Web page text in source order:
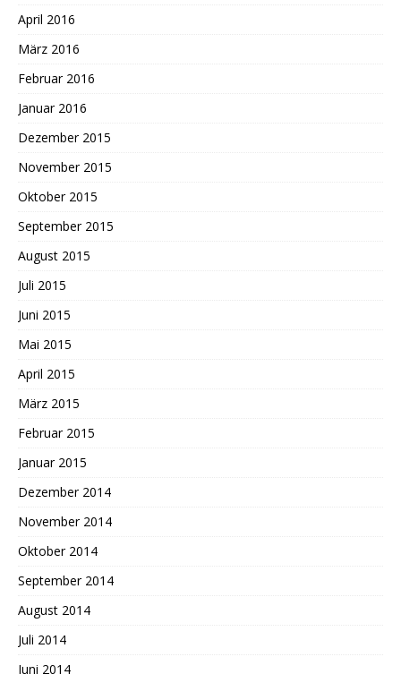
April 2016
März 2016
Februar 2016
Januar 2016
Dezember 2015
November 2015
Oktober 2015
September 2015
August 2015
Juli 2015
Juni 2015
Mai 2015
April 2015
März 2015
Februar 2015
Januar 2015
Dezember 2014
November 2014
Oktober 2014
September 2014
August 2014
Juli 2014
Juni 2014